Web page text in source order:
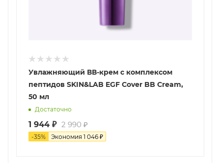
Увлажняющий ВВ-крем с комплексом
пептидов SKIN&LAB EGF Cover BB Cream,
50 мл
Достаточно
1 944 ₽ 2 990 ₽
-35% Экономия 1 046 ₽